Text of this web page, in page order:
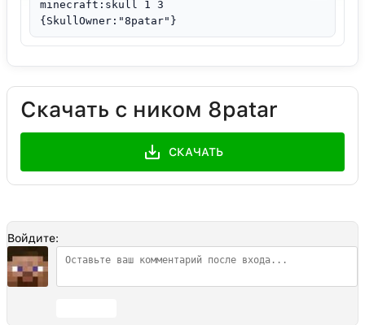
minecraft:skull 1 3
{SkullOwner:"8patar"}
Скачать с ником 8patar
СКАЧАТЬ
Войдите: